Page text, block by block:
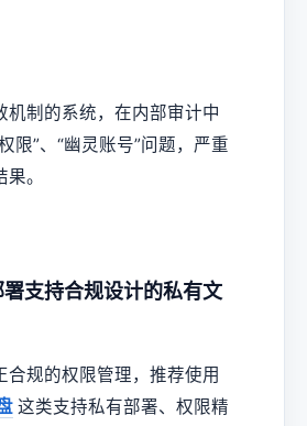
机制的系统，在内部审计中
限”、“幽灵账号”问题，严重
。
支持合规设计的私有文
合规的权限管理，推荐使用
这类支持私有部署、权限精